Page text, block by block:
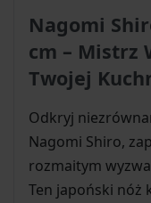
Nagomi
cm – Mistrz
Twojej
Odkryj
Nagomi Shiro,
rozmaitym
Ten japoński nóż